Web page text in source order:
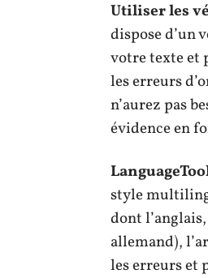
Utiliser les
dispose d’un
votre texte et
les erreurs
n’aurez pas
évidence en
style
dont
allemand),
les erreurs et